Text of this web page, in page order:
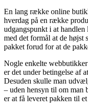
En lang række online
hverdag på en række
udgangspunkt i at handlen
med det formål at de højst
pakket forud for at de
Nogle enkelte
er det under betingelse af
Desuden skulle man
– uden hensyn til om
er at få leveret pakken til